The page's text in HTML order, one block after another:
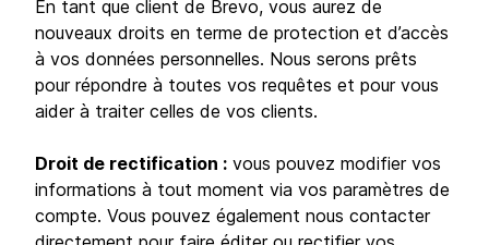
simplement le supprimer de vos listes sur Brevo :
cela effacera également toutes les informations
le concernant. Si l’un de vos contacts nous
adresse directement une demande valide, nous
vous en avertirons et effacerons ses
disposent d’informations sur ce contact.
Droit à la portabilité :vous pouvez d’ores et
déjà exporter les informations de vos contacts
en fichier .csv.
En tant que client de Brevo, vous aurez de
nouveaux droits en terme de protection et d’accès
à vos données personnelles. Nous serons prêts
pour répondre à toutes vos requêtes et pour vous
aider à traiter celles de vos clients.
Droit de rectification : vous pouvez modifier vos
informations à tout moment via vos paramètres de
compte. Vous pouvez également nous contacter